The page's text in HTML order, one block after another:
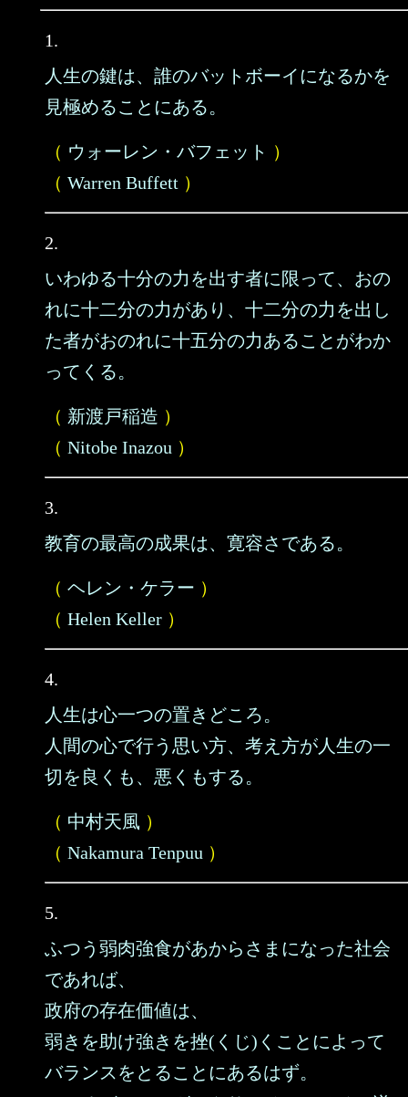
1.
人生の鍵は、誰のバットボーイになるかを
見極めることにある。
（ ウォーレン・バフェット ）
（ Warren Buffett ）
2.
いわゆる十分の力を出す者に限って、おの
れに十二分の力があり、十二分の力を出し
た者がおのれに十五分の力あることがわか
ってくる。
（ 新渡戸稲造 ）
（ Nitobe Inazou ）
3.
教育の最高の成果は、寛容さである。
（ ヘレン・ケラー ）
（ Helen Keller ）
4.
人生は心一つの置きどころ。
人間の心で行う思い方、考え方が人生の一
切を良くも、悪くもする。
（ 中村天風 ）
（ Nakamura Tenpuu ）
5.
ふつう弱肉強食があからさまになった社会
であれば、
政府の存在価値は、
弱きを助け強きを挫(くじ)くことによって
バランスをとることにあるはず。